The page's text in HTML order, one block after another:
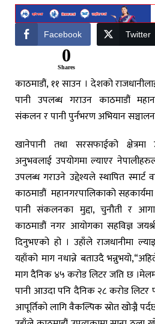
Facebook Twitter
0
Shares
काठमाडौं, ११ साउन । देशको
पानी उपलब्ध गराउन काठमाडौं
संकलन र पानी पुर्नभरण अभियान
खानेपानी तथा सरसफाईको क्षेत्रमा
अनुभवलाई उपयोगमा ल्याएर
उपलब्ध गराउने उद्देश्यले स्थापित स्मार्ट
काठमाडौं महानगरपालिकाको
पानी संकलनका मुद्दा, चुनौती र
काठमाडौं नगर आयोगका सहविज्ञ
दिनुभएको हो । उहाँले राजधानीमा
यहाँको माग नधान्ने बताउदै
माग दैनिक ४५ करोड लिटर जति छ
पानी आउदा पनि दैनिक २८ करोड
आपूर्तिको लागि वैकल्पिक स्रोत खोज्नै